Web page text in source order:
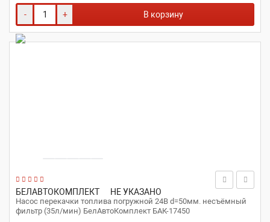
- + В корзину
БЕЛАВТОКОМПЛЕКТ НЕ УКАЗАНО
Насос перекачки топлива погружной 24В d=50мм. несъёмный
фильтр (35л/мин) БелАвтоКомплект БАК-17450